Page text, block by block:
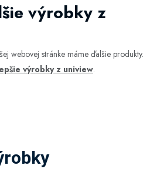
výrobky z
webovej stránke máme ďalšie produkty.
výrobky z uniview.